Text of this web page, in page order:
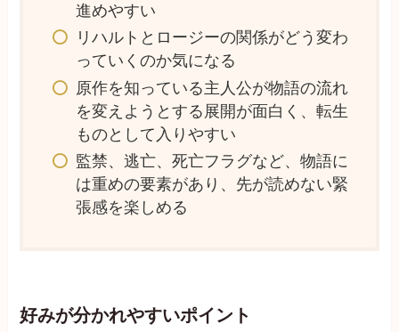
進めやすい
リハルトとロージーの関係がどう変わ
っていくのか気になる
原作を知っている主人公が物語の流れ
を変えようとする展開が面白く、転生
ものとして入りやすい
監禁、逃亡、死亡フラグなど、物語に
は重めの要素があり、先が読めない緊
張感を楽しめる
好みが分かれやすいポイント